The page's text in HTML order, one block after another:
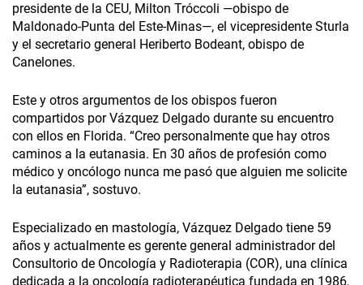
presidente de la CEU, Milton Tróccoli —obispo de
Maldonado-Punta del Este-Minas—, el vicepresidente Sturla
y el secretario general Heriberto Bodeant, obispo de
Canelones.
Este y otros argumentos de los obispos fueron
compartidos por Vázquez Delgado durante su encuentro
con ellos en Florida. “Creo personalmente que hay otros
caminos a la eutanasia. En 30 años de profesión como
médico y oncólogo nunca me pasó que alguien me solicite
la eutanasia”, sostuvo.
Especializado en mastología, Vázquez Delgado tiene 59
años y actualmente es gerente general administrador del
Consultorio de Oncología y Radioterapia (COR), una clínica
dedicada a la oncología radioterapéutica fundada en 1986,